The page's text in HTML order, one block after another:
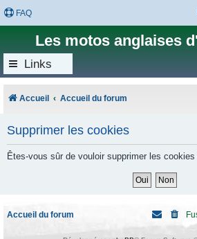
FAQ
Les motos anglaises
Links
Accueil Accueil du forum
Supprimer les cookies
Êtes-vous sûr de vouloir supprimer les
Accueil du forum